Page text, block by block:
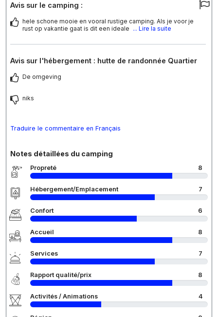
Avis sur le camping :
hele schone mooie en vooral rustige camping. Als je voor je
rust op vakantie gaat is dit een ideale ... Lire la suite
Avis sur l'hébergement : hutte de randonnée Quartier
De omgeving
niks
Traduire le commentaire en Français
Notes détaillées du camping
Propreté 8
Hébergement/Emplacement 7
Confort 6
Accueil 8
Services 7
Rapport qualité/prix 8
Activités / Animations 4